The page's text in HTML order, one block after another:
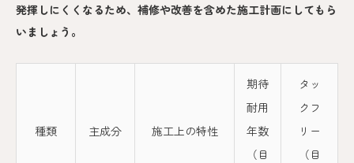
発揮しにくくなるため、補修や改善を含めた施工計画にしてもら
いましょう。
種類 主成分 施工上の特性
期待
耐用
年数
（目
タッ
クフ
リー
（目